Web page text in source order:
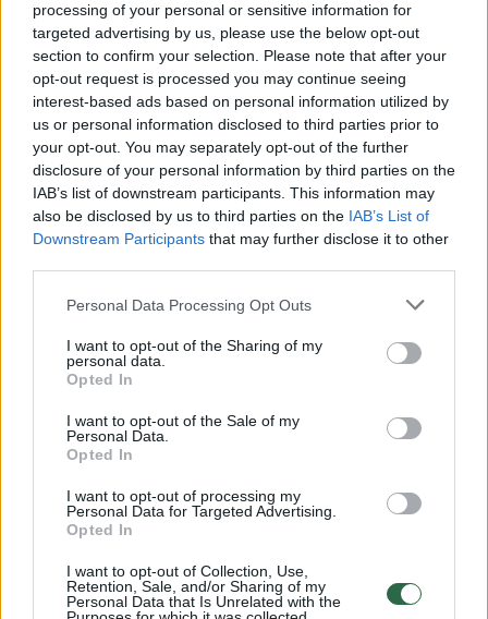
processing of your personal or sensitive information for
targeted advertising by us, please use the below opt-out
section to confirm your selection. Please note that after your
opt-out request is processed you may continue seeing
interest-based ads based on personal information utilized by
us or personal information disclosed to third parties prior to
your opt-out. You may separately opt-out of the further
disclosure of your personal information by third parties on the
IAB’s list of downstream participants. This information may
also be disclosed by us to third parties on the IAB’s List of
Downstream Participants that may further disclose it to other
Personal Data Processing Opt Outs
I want to opt-out of the Sharing of my
personal data.
Opted In
I want to opt-out of the Sale of my
Personal Data.
Opted In
I want to opt-out of processing my
Personal Data for Targeted Advertising.
Opted In
I want to opt-out of Collection, Use,
Retention, Sale, and/or Sharing of my
Personal Data that Is Unrelated with the
Visi įrašai
Žiūrimiausi įrašai
00:00:30
Vaizdai iš tragiškos avarijos Vilniaus r.: dviejų moterų ir
vaiko gyvybių išgelbėti nepavyko
Žinios | Lietuvos diena
Savaitės vidurys nusimato karštas: temperatūra kils iki
Žinios | Orai
00:00:59
Nufilmavo, kaip patvino Vilniaus Vakarinis aplinkkelis:
vaizdas pribloškia
Žinios | Lietuvos diena